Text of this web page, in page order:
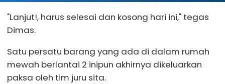
"Lanjut!, harus selesai dan kosong hari ini," tegas
Dimas.
Satu persatu barang yang ada di dalam rumah
mewah berlantai 2 inipun akhirnya dikeluarkan
paksa oleh tim juru sita.